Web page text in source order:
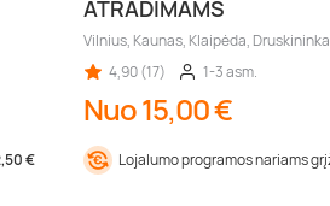
€
ATRADIMAMS
Vilnius, Kaunas, Klaipėda,
4,90 (17)
1-3 asm.
Nuo 15,00 €
Lojalumo programos nariams